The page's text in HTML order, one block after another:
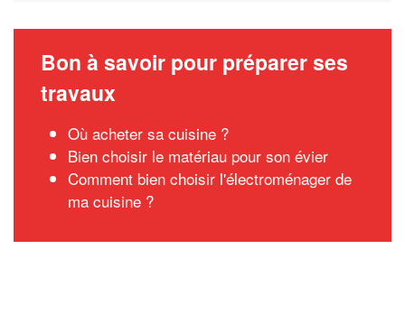
Bon à savoir pour préparer ses
travaux
Où acheter sa cuisine ?
Bien choisir le matériau pour son évier
Comment bien choisir l'électroménager de
ma cuisine ?